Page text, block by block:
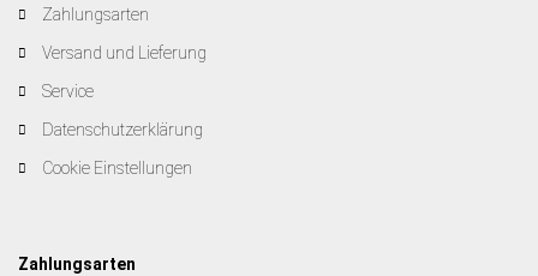
Zahlungsarten
Versand und Lieferung
Service
Datenschutzerklärung
Cookie Einstellungen
Zahlungsarten